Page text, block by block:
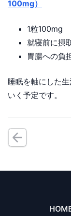
100mg）
1粒100mg
就寝前に摂
胃腸への負
睡眠を軸にした
いく予定です。